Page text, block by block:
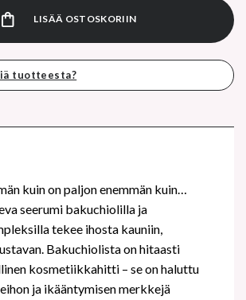
LISÄÄ OSTOSKORIIN
tuotteesta?
kuin on paljon enemmän kuin…
seerumi bakuchiolilla ja
tekee ihosta kauniin,
Bakuchiolista on hitaasti
kosmetiikkahitti – se on haluttu
ja ikääntymisen merkkejä